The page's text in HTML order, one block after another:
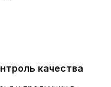
качества